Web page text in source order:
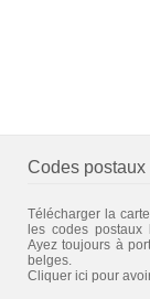
Codes postaux
Télécharger la
les codes postaux
Ayez toujours à
belges.
Cliquer ici pour